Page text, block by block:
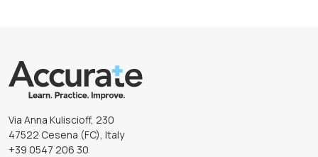
Via Anna Kuliscioff, 230
47522 Cesena (FC), Italy
+39 0547 206 30